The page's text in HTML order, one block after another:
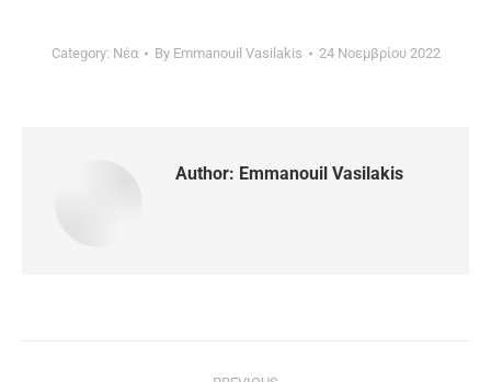
Category: Νέα By Emmanouil Vasilakis 24 Νοεμβρίου 2022
Author: Emmanouil Vasilakis